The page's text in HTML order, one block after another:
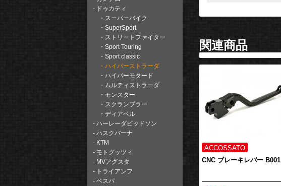
ドゥカティ
スーパーバイク
SuperSport
ストリートファイター
Sport Touring
Sport classic
ハイパーストラーダ
ハイパーモタード
ムルティストラーダ
モンスター
スクランブラー
ディアベル
ハーレーダビッドソン
ハスクバーナ
KTM
モトグッツィ
MVアグスタ
トライアンフ
ベスパ
関連商品
CNC ブレーキレバー B001